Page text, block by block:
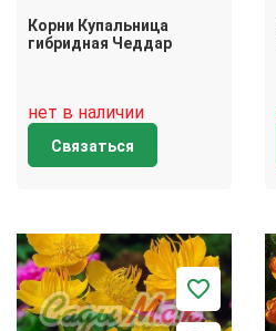
Корни Купальница
гибридная Чеддар
нет в наличии
Связаться